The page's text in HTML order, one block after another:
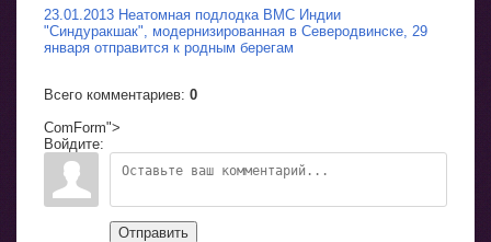
23.01.2013 Неатомная подлодка ВМС Индии
"Синдуракшак", модернизированная в Северодвинске, 29
января отправится к родным берегам
Всего комментариев: 0
ComForm">
Войдите:
Отправить